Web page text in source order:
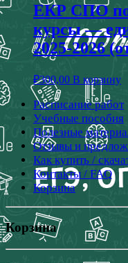
ЕКР СПО по
курсы —
2025-2026
₽300,00 В корзину
Расписание работ
Учебные пособия
Полезные
Отзывы и
Как купить /
Контакты / FAQ
Корзина
Корзина